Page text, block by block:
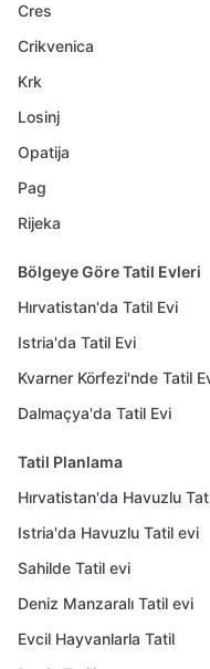
Cres
Crikvenica
Krk
Losinj
Opatija
Pag
Rijeka
Bölgeye Göre Tatil Evleri
Hırvatistan'da Tatil Evi
Istria'da Tatil Evi
Kvarner Körfezi'nde Tatil
Dalmaçya'da Tatil Evi
Tatil Planlama
Hırvatistan'da Havuzlu
Istria'da Havuzlu Tatil evi
Sahilde Tatil evi
Deniz Manzaralı Tatil evi
Evcil Hayvanlarla Tatil